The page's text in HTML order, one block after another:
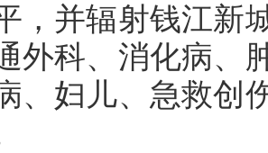
，并辐射钱江新
外科、消化病、
、妇儿、急救创